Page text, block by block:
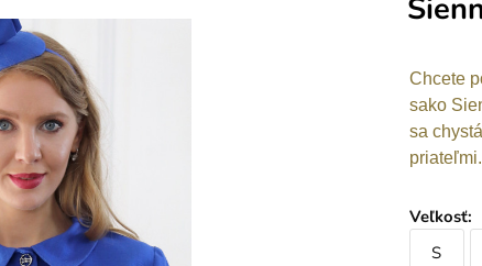
Chcete
sako
sa
priateľmi.
Veľkosť:
S